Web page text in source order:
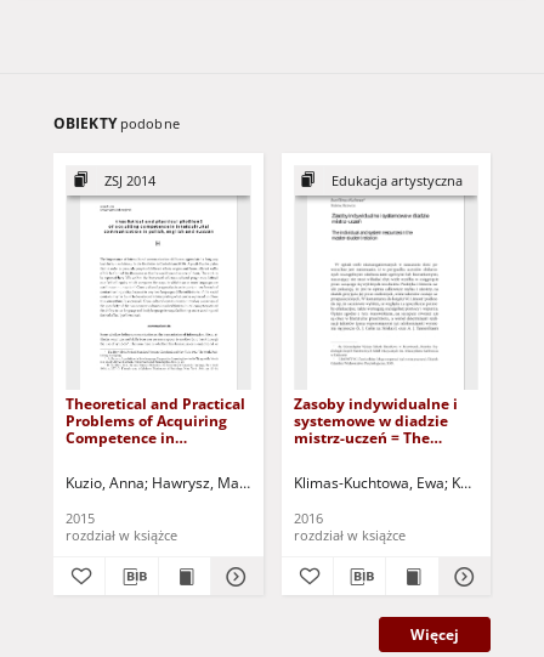
OBIEKTY podobne
ZSJ 2014
Theoretical and Practical
Problems of Acquiring
Competence in
Polish, English and
praktyczne aspekty
nabywania kompetencji
międzykulturowej w
języku polskim,
Kuzio, Anna Hawrysz, Magdalena - red. nauk. Uździcka, Marzanna -
2015
rozdział w książce
Edukacja artystyczna
Zasoby indywidualne i
systemowe w diadzie
mistrz-uczeń = The
student relation
Klimas-Kuchtowa, Ewa
2016
rozdział w książce
Więcej